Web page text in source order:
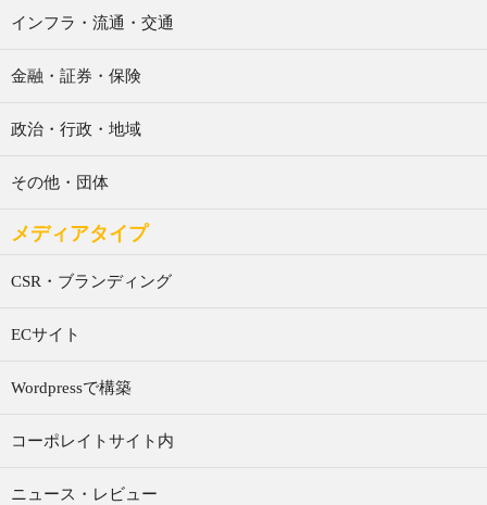
インフラ・流通・交通
金融・証券・保険
政治・行政・地域
その他・団体
メディアタイプ
CSR・ブランディング
ECサイト
Wordpressで構築
コーポレイトサイト内
ニュース・レビュー